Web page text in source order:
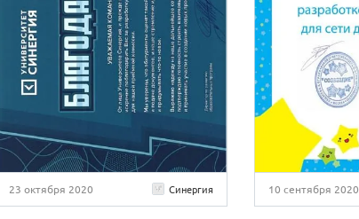
23 октября 2020 Синергия 10 сентября 2020